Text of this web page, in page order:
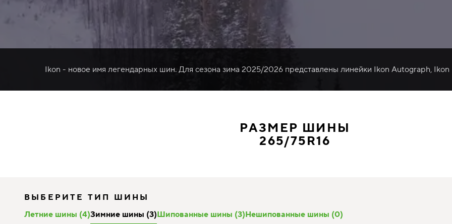
Ikon - новое имя легендарных шин. Для сезона зима 2025/2026 представлены линейки Ikon Autograph,
РАЗМЕР ШИНЫ
265/75R16
ВЫБЕРИТЕ ТИП ШИНЫ
Летние шины (4)Зимние шины (3)Шипованные шины (3)Нешипованные шины (0)